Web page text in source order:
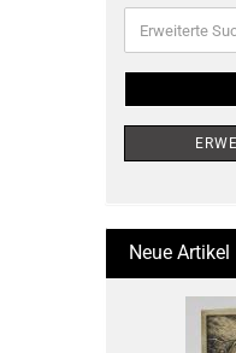
Suche
Neue Artikel